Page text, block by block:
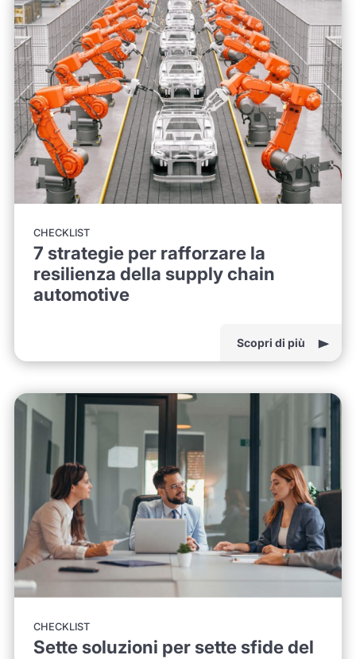
CHECKLIST
7 strategie per rafforzare la
resilienza della supply chain
automotive
Scopri di più
CHECKLIST
Sette soluzioni per sette sfide del